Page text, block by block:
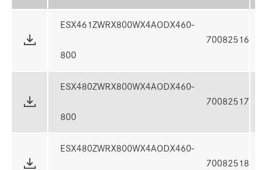
ESX461ZWRX800WX4AODX460-
800
70082516
ESX480ZWRX800WX4AODX460-
800
70082517
ESX480ZWRX800WX4AODX460-
70082518